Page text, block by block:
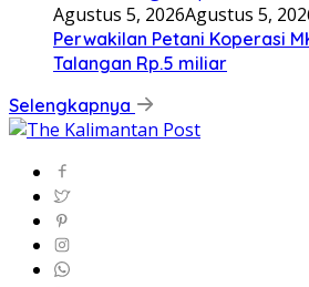
Agustus 5, 2026Agustus 5,
Perwakilan Petani Koperasi
Talangan Rp.5 miliar
Selengkapnya